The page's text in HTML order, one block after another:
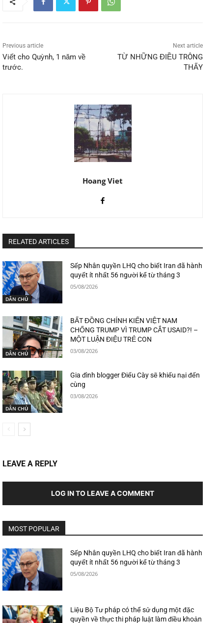
Previous article
Viết cho Quỳnh, 1 năm về
trước.
Next article
TỪ NHỮNG ĐIỀU TRÔNG
THẤY
Hoang Viet
RELATED ARTICLES
DÂN CHỦ
Sếp Nhân quyền LHQ cho biết Iran đã hành
quyết ít nhất 56 người kể từ tháng 3
05/08/2026
DÂN CHỦ
BẤT ĐỒNG CHÍNH KIẾN VIỆT NAM
CHỐNG TRUMP VÌ TRUMP CẮT USAID?! –
MỘT LUẬN ĐIỆU TRẺ CON
03/08/2026
DÂN CHỦ
Gia đình blogger Điếu Cày sẽ khiếu nại đến
cùng
03/08/2026
LEAVE A REPLY
LOG IN TO LEAVE A COMMENT
MOST POPULAR
Sếp Nhân quyền LHQ cho biết Iran đã hành
quyết ít nhất 56 người kể từ tháng 3
05/08/2026
Liệu Bộ Tư pháp có thể sử dụng một đặc
quyền về thực thi pháp luật làm điều khoản